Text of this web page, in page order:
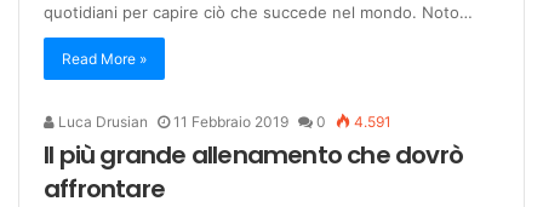
quotidiani per capire ciò che succede nel mondo. Noto…
Read More »
Luca Drusian 11 Febbraio 2019 0 4.591
Il più grande allenamento che dovrò
affrontare